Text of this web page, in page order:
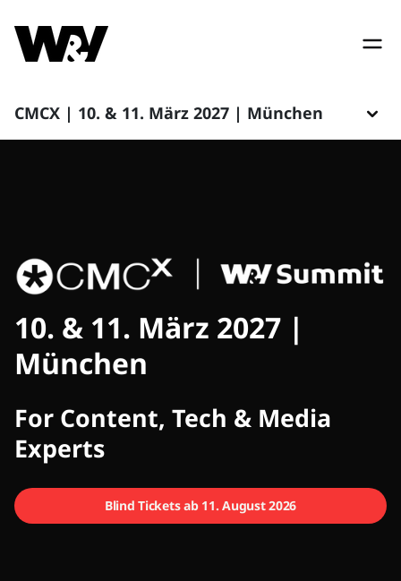
CMCX | 10. & 11. März 2027 | München
CMCX
10. & 11. März 2027 |
München
For Content, Tech & Media
Experts
Blind Tickets ab 11. August 2026